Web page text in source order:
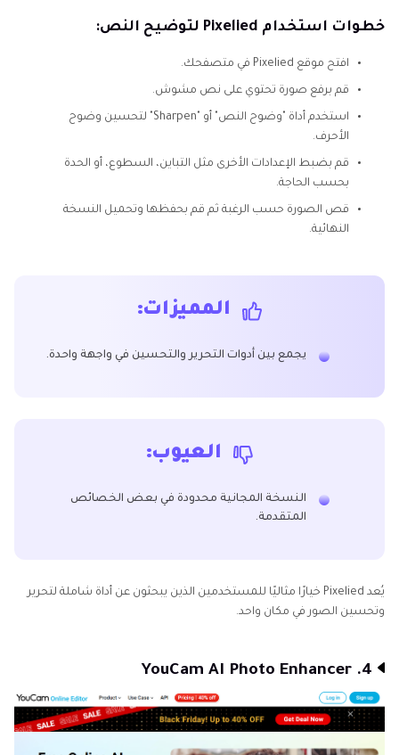
خطوات استخدام Pixelied لتوضيح النص:
افتح موقع Pixelied في متصفحك.
قم برفع صورة تحتوي على نص مشوش.
استخدم أداة "وضوح النص" أو "Sharpen" لتحسين وضوح
الأحرف.
قم بضبط الإعدادات الأخرى مثل التباين، السطوع، أو الحدة
بحسب الحاجة.
قص الصورة حسب الرغبة ثم قم بحفظها وتحميل النسخة
النهائية.
المميزات:
يجمع بين أدوات التحرير والتحسين في واجهة واحدة.
العيوب:
النسخة المجانية محدودة في بعض الخصائص
المتقدمة.
يُعد Pixelied خيارًا مثاليًا للمستخدمين الذين يبحثون عن أداة شاملة لتحرير
وتحسين الصور في مكان واحد.
4. YouCam AI Photo Enhancer